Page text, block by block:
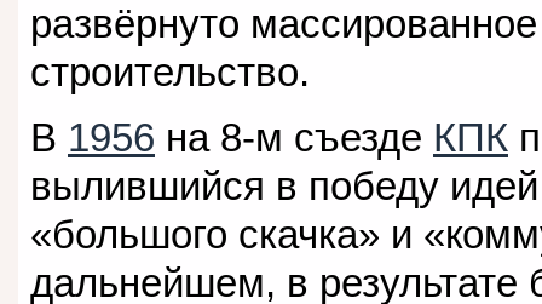
развёрнуто
строительство.
В 1956 на 8-м съезде КПК
вылившийся в победу
«большого скачка» и
дальнейшем, в результате